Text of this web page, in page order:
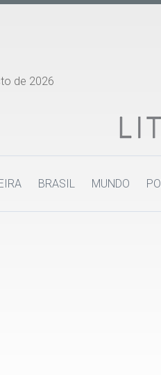
de 2026
BRASIL MUNDO